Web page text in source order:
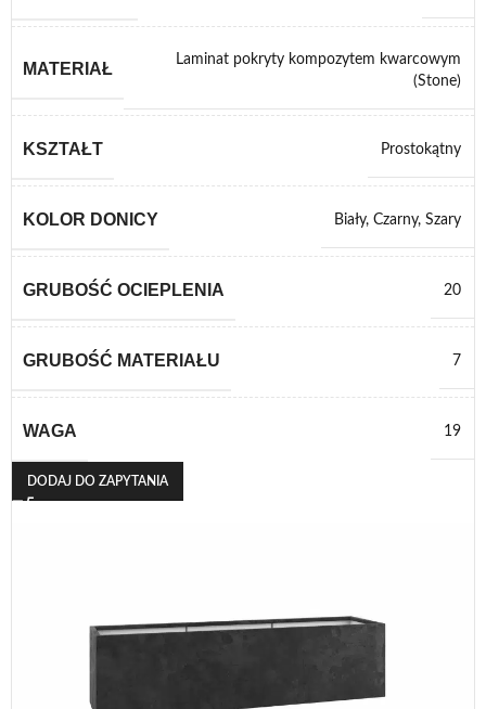
MATERIAŁ
Laminat pokryty kompozytem kwarcowym
(Stone)
KSZTAŁT Prostokątny
KOLOR DONICY Biały, Czarny, Szary
GRUBOŚĆ OCIEPLENIA 20
GRUBOŚĆ MATERIAŁU 7
WAGA 19
DODAJ DO ZAPYTANIA